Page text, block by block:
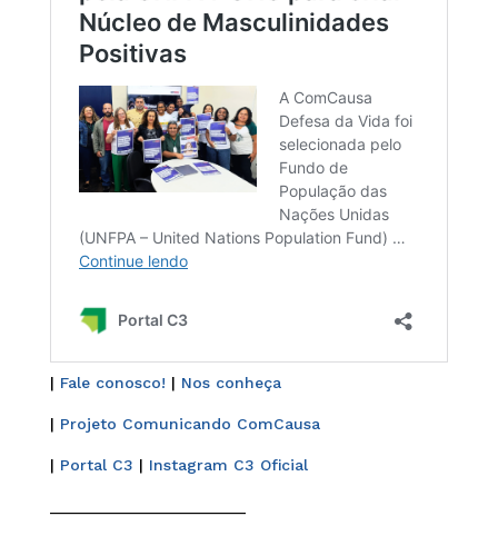
| Fale conosco! | Nos conheça
| Projeto Comunicando ComCausa
| Portal C3 | Instagram C3 Oficial